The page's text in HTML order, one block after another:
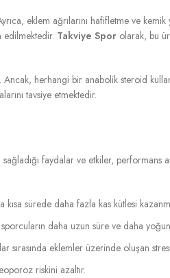
eklem ağrılarını hafifletme ve
edilmektedir. Takviye Spor olarak, bu
herhangi bir anabolik steroid
tavsiye etmektedir.
faydalar ve etkiler, performans
sürede daha fazla kas kütlesi
sporcuların daha uzun süre ve daha
eklemler üzerinde oluşan
riskini azaltır.